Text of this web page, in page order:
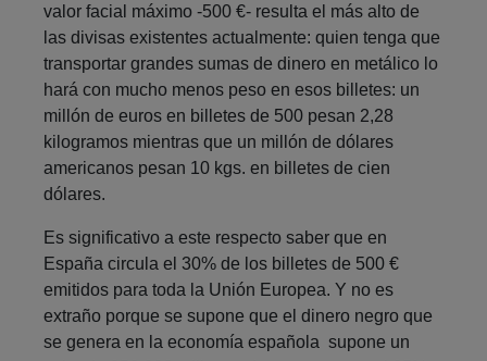
valor facial máximo -500 €- resulta el más alto de
las divisas existentes actualmente: quien tenga que
transportar grandes sumas de dinero en metálico lo
hará con mucho menos peso en esos billetes: un
millón de euros en billetes de 500 pesan 2,28
kilogramos mientras que un millón de dólares
americanos pesan 10 kgs. en billetes de cien
dólares.
Es significativo a este respecto saber que en
España circula el 30% de los billetes de 500 €
emitidos para toda la Unión Europea. Y no es
extraño porque se supone que el dinero negro que
se genera en la economía española supone un